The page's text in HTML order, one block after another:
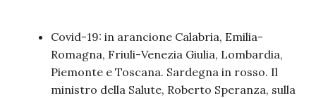
Covid-19: in arancione Calabria, Emilia-
Romagna, Friuli-Venezia Giulia, Lombardia,
Piemonte e Toscana. Sardegna in rosso. Il
ministro della Salute, Roberto Speranza, sulla